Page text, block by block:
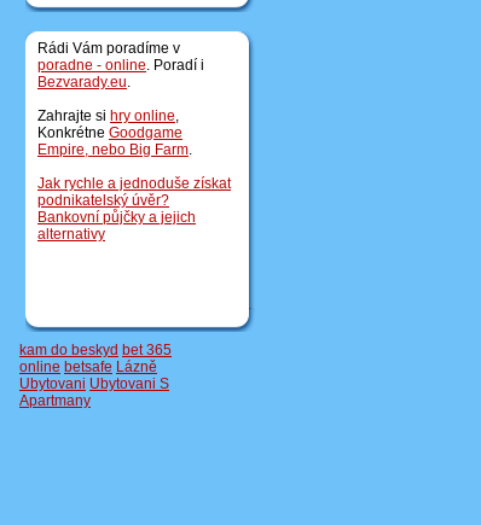
Rádi Vám poradíme v
poradne - online. Poradí i
Bezvarady.eu.
Zahrajte si hry online,
Konkrétne Goodgame
Empire, nebo Big Farm.
Jak rychle a jednoduše získat
podnikatelský úvěr?
Bankovní půjčky a jejich
alternativy
kam do beskyd bet 365
online betsafe Lázně
Ubytovani Ubytovani S
Apartmany